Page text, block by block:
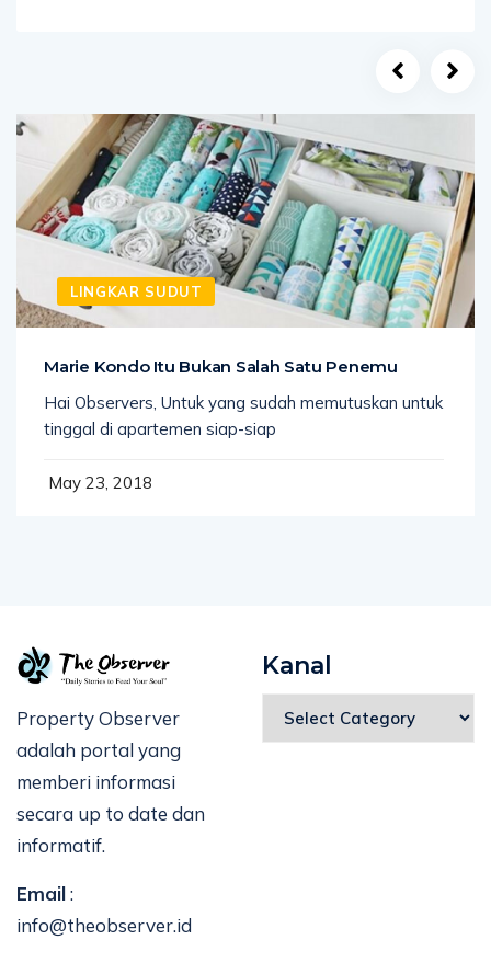
LINGKAR SUDUT
Marie Kondo Itu Bukan Salah Satu Penemu
Hai Observers, Untuk yang sudah memutuskan untuk
tinggal di apartemen siap-siap
May 23, 2018
Property Observer
adalah portal yang
memberi informasi
secara up to date dan
informatif.
Email:
info@theobserver.id
Kanal